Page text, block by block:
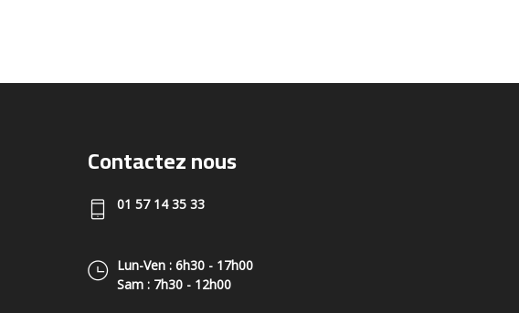
Contactez nous
01 57 14 35 33
Lun-Ven : 6h30 - 17h00
Sam : 7h30 - 12h00